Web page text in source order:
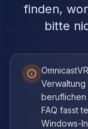
finden,
bitte
beruflichen
FAQ fasst
Windows-